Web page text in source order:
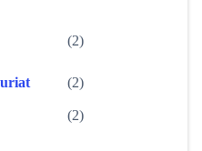
(2)
(2)
(2)